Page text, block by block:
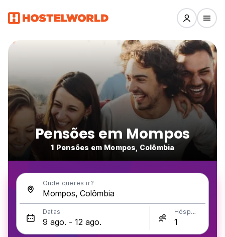
Pensões em Mompos
1 Pensões em Mompos, Colômbia
Onde queres ir?
Datas Hóspedes